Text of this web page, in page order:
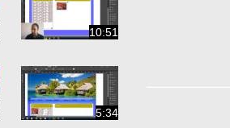
10:51
5:34